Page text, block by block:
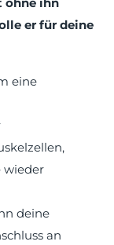
er für deine
eine
wieder
deine
an